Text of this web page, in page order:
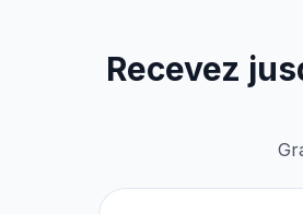
Recevez